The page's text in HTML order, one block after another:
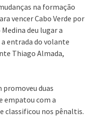
na formação
vencer Cabo Verde por
deu lugar a
entrada do volante
Thiago Almada,
promoveu duas
empatou com a
classificou nos pênaltis.